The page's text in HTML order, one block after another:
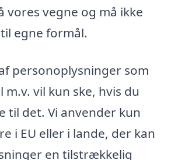
vores vegne og må ikke
egne formål.
personoplysninger som
m.v. vil kun ske, hvis du
til det. Vi anvender kun
i EU eller i lande, der kan
en tilstrækkelig